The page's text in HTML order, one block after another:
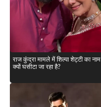
राज कुंद्रा मामले में शिल्पा शेट्टी का नाम
क्यों घसीटा जा रहा है?